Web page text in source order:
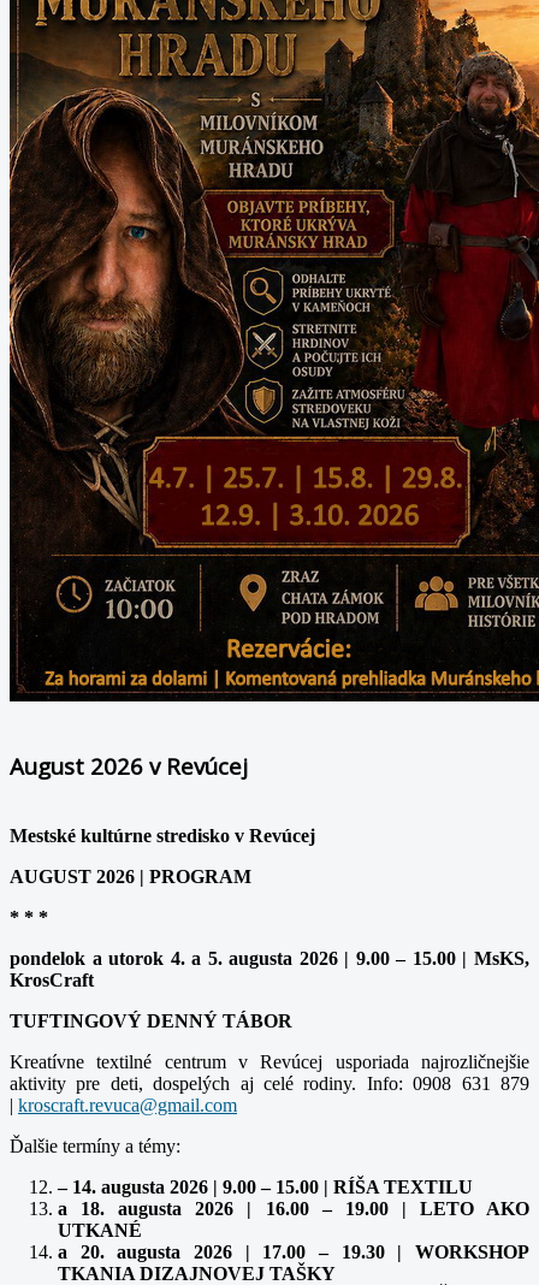
August 2026 v Revúcej
Mestské kultúrne stredisko v Revúcej
AUGUST 2026 | PROGRAM
* * *
pondelok a utorok 4. a 5. augusta 2026 | 9.00 – 15.00 | MsKS,
KrosCraft
TUFTINGOVÝ DENNÝ TÁBOR
Kreatívne textilné centrum v Revúcej usporiada najrozličnejšie
aktivity pre deti, dospelých aj celé rodiny. Info: 0908 631 879
| kroscraft.revuca@gmail.com
Ďalšie termíny a témy:
– 14. augusta 2026 | 9.00 – 15.00 | RÍŠA TEXTILU
a 18. augusta 2026 | 16.00 – 19.00 | LETO AKO
UTKANÉ
a 20. augusta 2026 | 17.00 – 19.30 | WORKSHOP
TKANIA DIZAJNOVEJ TAŠKY